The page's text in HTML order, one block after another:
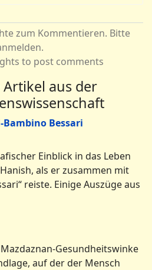
zum Kommentieren. Bitte
to post comments
aus der
Bambino Bessari
Einblick in das Leben
Hanish, als er zusammen mit
reiste. Einige Auszüge aus
Gesundheitswinke
auf der der Mensch